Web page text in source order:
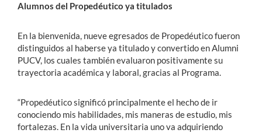
Alumnos del Propedéutico ya titulados
En la bienvenida, nueve egresados de Propedéutico fueron
distinguidos al haberse ya titulado y convertido en Alumni
PUCV, los cuales también evaluaron positivamente su
trayectoria académica y laboral, gracias al Programa.
“Propedéutico significó principalmente el hecho de ir
conociendo mis habilidades, mis maneras de estudio, mis
fortalezas. En la vida universitaria uno va adquiriendo